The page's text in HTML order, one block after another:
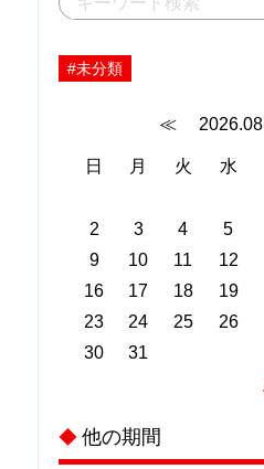
#未分類
≪ 2026.08
日 月 火 水
2
3 4 5
9
10 11 12
16
17 18 19
23
24 25 26
30
31
◆ 他の期間